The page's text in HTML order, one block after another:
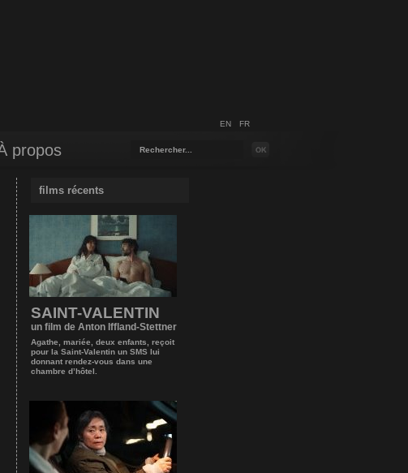
EN FR
propos
films récents
SAINT-VALENTIN
un film de Anton Iffland-Stettner
Agathe, mariée, deux enfants, reçoit
pour la Saint-Valentin un SMS lui
donnant rendez-vous dans une
chambre d’hôtel.